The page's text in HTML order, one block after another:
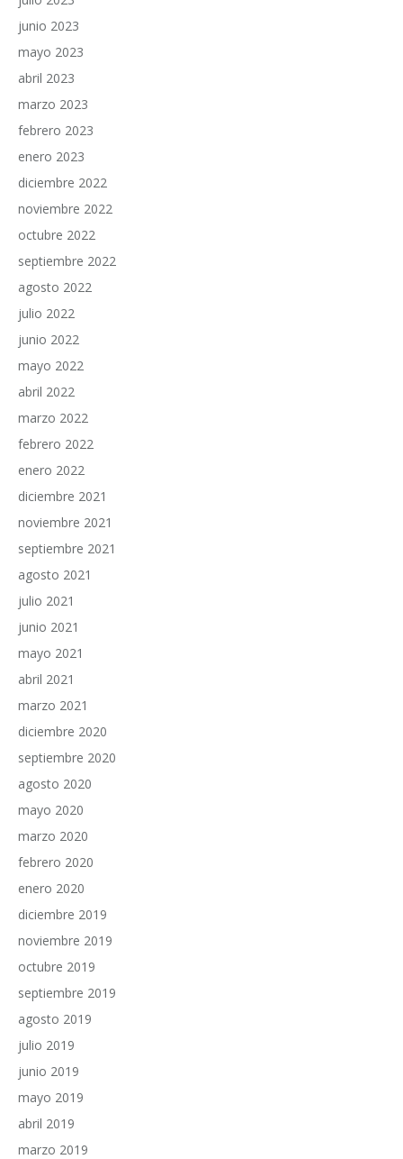
junio 2023
mayo 2023
abril 2023
marzo 2023
febrero 2023
enero 2023
diciembre 2022
noviembre 2022
octubre 2022
septiembre 2022
agosto 2022
julio 2022
junio 2022
mayo 2022
abril 2022
marzo 2022
febrero 2022
enero 2022
diciembre 2021
noviembre 2021
septiembre 2021
agosto 2021
julio 2021
junio 2021
mayo 2021
abril 2021
marzo 2021
diciembre 2020
septiembre 2020
agosto 2020
mayo 2020
marzo 2020
febrero 2020
enero 2020
diciembre 2019
noviembre 2019
octubre 2019
septiembre 2019
agosto 2019
julio 2019
junio 2019
mayo 2019
abril 2019
marzo 2019